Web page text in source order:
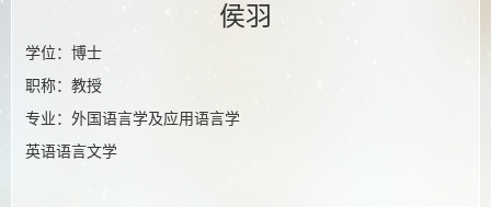
侯羽
学位：博士
职称：教授
专业：外国语言学及应用语言学
英语语言文学